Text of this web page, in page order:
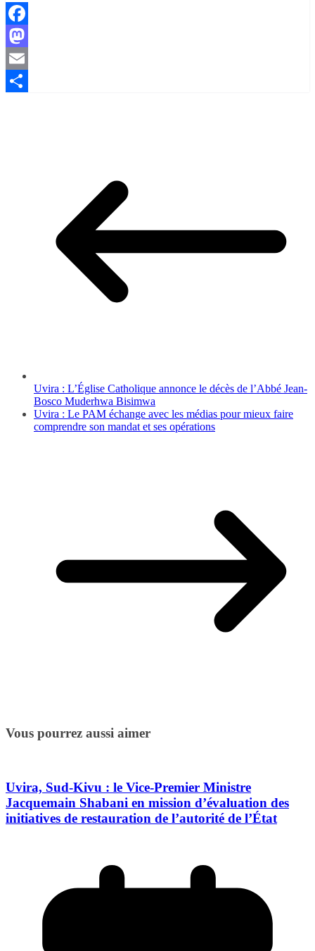
Facebook
Mastodon
Email
Uvira : L’Église Catholique annonce le décès de l’Abbé Jean-
Bosco Muderhwa Bisimwa
Uvira : Le PAM échange avec les médias pour mieux faire
comprendre son mandat et ses opérations
Vous pourrez aussi aimer
Uvira, Sud-Kivu : le Vice-Premier Ministre
Jacquemain Shabani en mission d’évaluation des
initiatives de restauration de l’autorité de l’État